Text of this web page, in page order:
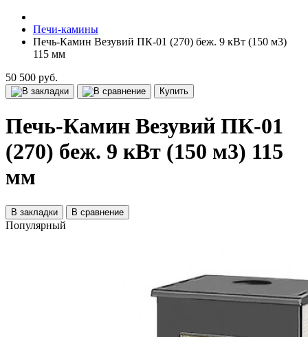
Печи-камины
Печь-Камин Везувий ПК-01 (270) беж. 9 кВт (150 м3)
115 мм
50 500 руб.
Купить
Печь-Камин Везувий ПК-01
(270) беж. 9 кВт (150 м3) 115
мм
В закладки В сравнение
Популярный